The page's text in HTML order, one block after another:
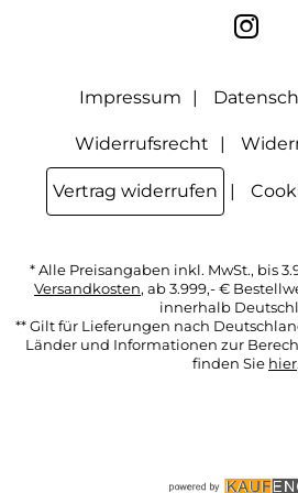
Wirkung für die Zukunft
"Abmelden" am Ende des
Impressum
Widerrufsrecht
Vertrag widerrufen
* Alle Preisangaben inkl. MwSt., bis
Versandkosten, ab 3.999,- €
innerhalb
** Gilt für Lieferungen nach
Länder und Informationen zur
finden Sie hier.